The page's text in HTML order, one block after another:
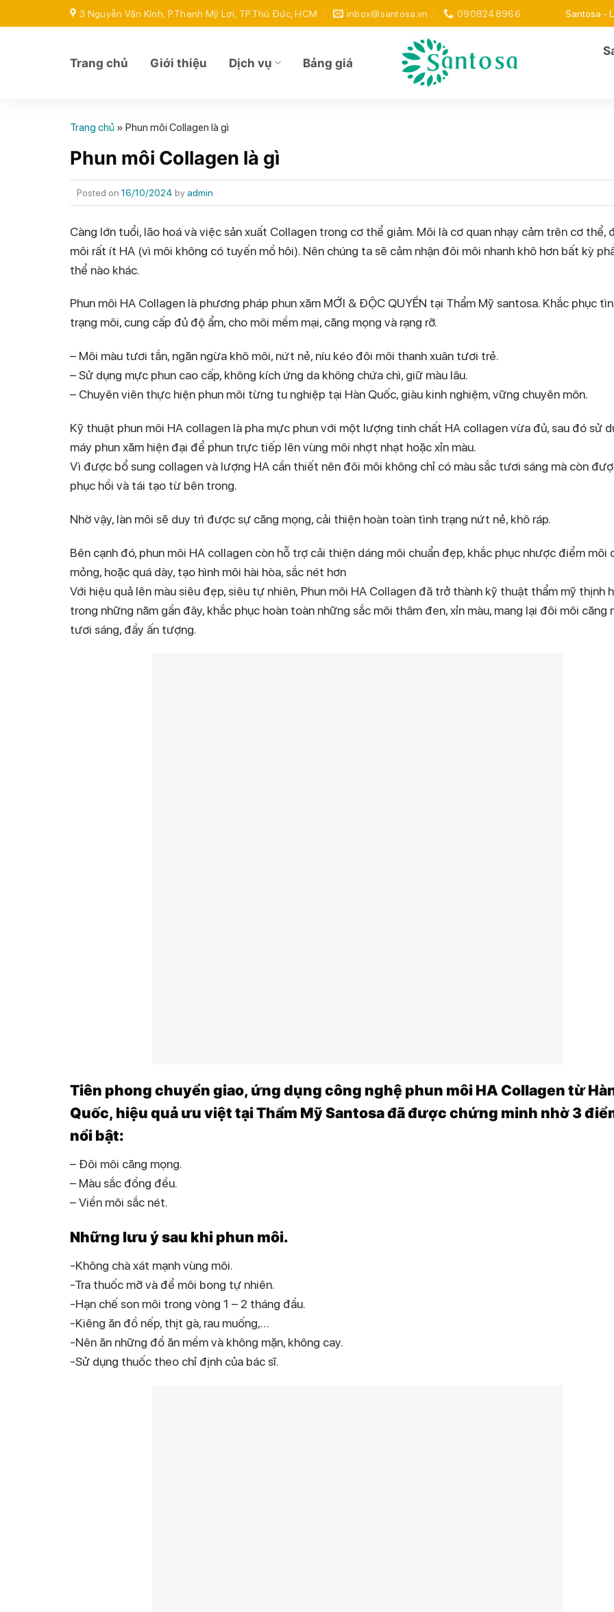
to
3 Nguyễn Văn Kỉnh, P.Thạnh Mỹ Lợi, TP.Thủ Đức, HCM inbox@santosa.vn 0908248966 Santosa -
Trang chủ Giới thiệu Dịch vụ Bảng giá
Trang chủ » Phun môi Collagen là gì
Phun môi Collagen là gì
Posted on 16/10/2024 by admin
Càng lớn tuổi, lão hoá và việc sản xuất Collagen trong cơ thể giảm. Môi là cơ quan nhạy cảm trên cơ thể,
môi rất ít HA (vì môi không có tuyến mồ hôi). Nên chúng ta sẽ cảm nhận đôi môi nhanh khô hơn bất kỳ
thể nào khác.
Phun môi HA Collagen là phương pháp phun xăm MỚI & ĐỘC QUYỀN tại Thẩm Mỹ santosa. Khắc phục
trạng môi, cung cấp đủ độ ẩm, cho môi mềm mại, căng mọng và rạng rỡ.
– Môi màu tươi tắn, ngăn ngừa khô môi, nứt nẻ, níu kéo đôi môi thanh xuân tươi trẻ.
– Sử dụng mực phun cao cấp, không kích ứng da không chứa chì, giữ màu lâu.
– Chuyên viên thực hiện phun môi từng tu nghiệp tại Hàn Quốc, giàu kinh nghiệm, vững chuyên môn.
Kỹ thuật phun môi HA collagen là pha mực phun với một lượng tinh chất HA collagen vừa đủ, sau đó sử
máy phun xăm hiện đại để phun trực tiếp lên vùng môi nhợt nhạt hoặc xỉn màu.
Vì được bổ sung collagen và lượng HA cần thiết nên đôi môi không chỉ có màu sắc tươi sáng mà còn
phục hồi và tái tạo từ bên trong.
Nhờ vậy, làn môi sẽ duy trì được sự căng mọng, cải thiện hoàn toàn tình trạng nứt nẻ, khô ráp.
Bên cạnh đó, phun môi HA collagen còn hỗ trợ cải thiện dáng môi chuẩn đẹp, khắc phục nhược điểm môi
mỏng, hoặc quá dày, tạo hình môi hài hòa, sắc nét hơn
Với hiệu quả lên màu siêu đẹp, siêu tự nhiên, Phun môi HA Collagen đã trở thành kỹ thuật thẩm mỹ thịnh
trong những năm gần đây, khắc phục hoàn toàn những sắc môi thâm đen, xỉn màu, mang lại đôi môi căng
tươi sáng, đầy ấn tượng.
Tiên phong chuyển giao, ứng dụng công nghệ phun môi HA Collagen từ
Quốc, hiệu quả ưu việt tại Thẩm Mỹ Santosa đã được chứng minh nhờ 3
nổi bật:
– Đôi môi căng mọng.
– Màu sắc đồng đều.
– Viền môi sắc nét.
Những lưu ý sau khi phun môi.
-Không chà xát mạnh vùng môi.
-Tra thuốc mỡ và để môi bong tự nhiên.
-Hạn chế son môi trong vòng 1 – 2 tháng đầu.
-Kiêng ăn đồ nếp, thịt gà, rau muống,…
-Nên ăn những đồ ăn mềm và không mặn, không cay.
-Sử dụng thuốc theo chỉ định của bác sĩ.